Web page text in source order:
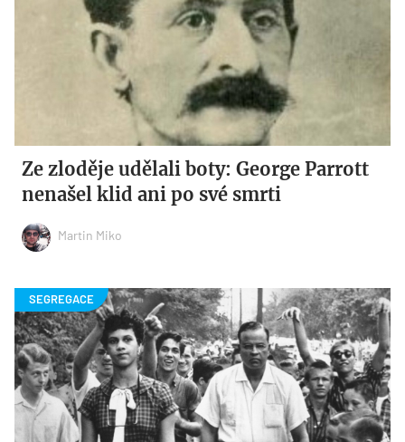
Ze zloděje udělali boty: George Parrott
nenašel klid ani po své smrti
Martin Miko